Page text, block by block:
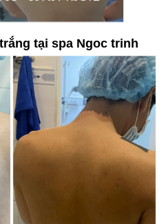
tại spa Ngoc trinh